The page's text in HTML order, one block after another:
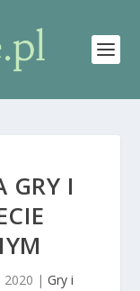
GRY I
2020 | Gry i